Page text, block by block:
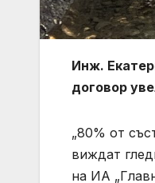
Инж.
договор
„80% от
виждат
на ИА